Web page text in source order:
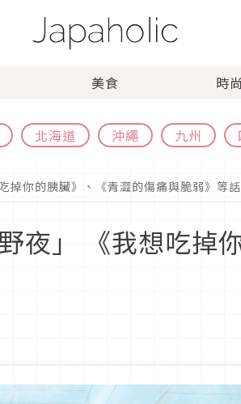
美食 時尚
北海道 沖繩 九州
掉你的胰臟》、《青澀的傷痛與脆弱》等
夜」 《我想吃掉